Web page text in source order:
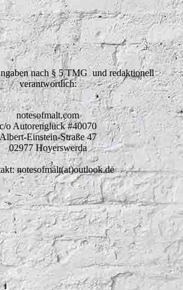
nach § 5 TMG und redaktionell
verantwortlich:
notesofmalt.com
c/o Autorenglück #40070
Einstein-Straße 47
02977 Hoyerswerda
notesofmalt(at)outlook.de